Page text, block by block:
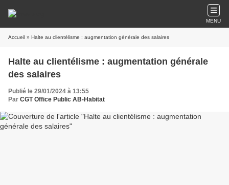
MENU
Accueil » Halte au clientélisme : augmentation générale des salaires
Halte au clientélisme : augmentation générale
des salaires
Publié le 29/01/2024 à 13:55
Par CGT Office Public AB-Habitat